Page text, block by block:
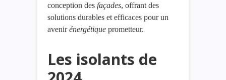
conception des façades, offrant des
solutions durables et efficaces pour un
avenirénergétique prometteur.
Les isolants de